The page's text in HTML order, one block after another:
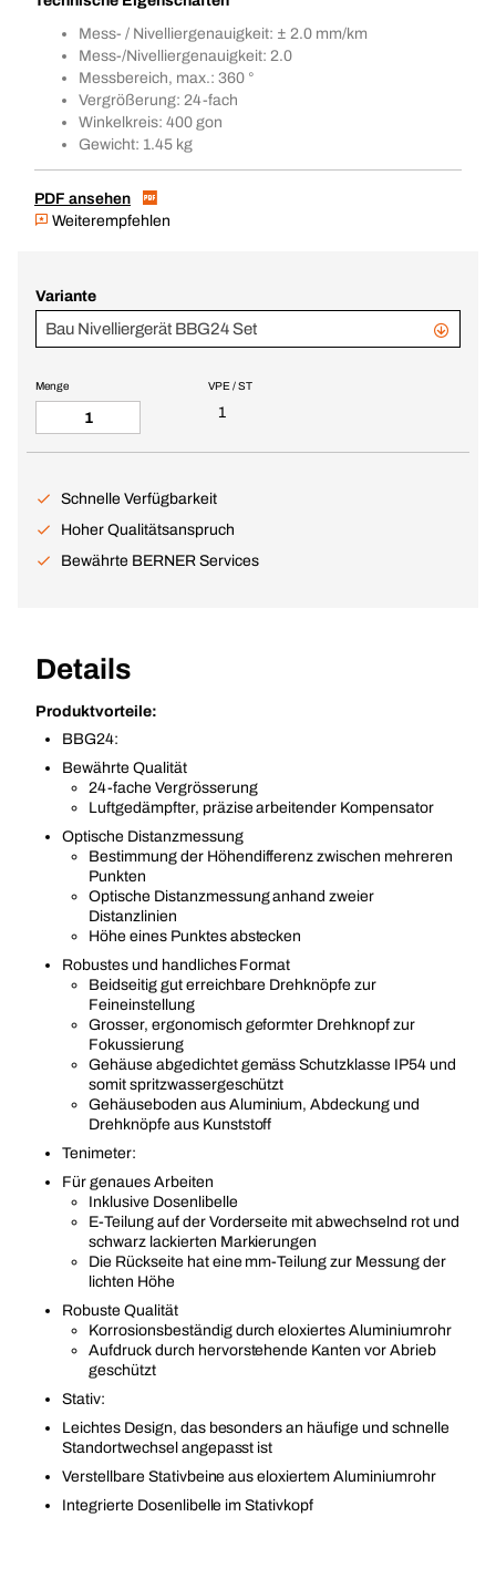
Mess- / Nivelliergenauigkeit: ± 2.0 mm/km
Mess-/Nivelliergenauigkeit: 2.0
Messbereich, max.: 360 °
Vergrößerung: 24-fach
Winkelkreis: 400 gon
Gewicht: 1.45 kg
PDF ansehen
Weiterempfehlen
Variante
Bau Nivelliergerät BBG24 Set
VPE / ST
1
Menge
Schnelle Verfügbarkeit
Hoher Qualitätsanspruch
Bewährte BERNER Services
Details
Produktvorteile:
BBG24:
Bewährte Qualität
24-fache Vergrösserung
Luftgedämpfter, präzise arbeitender Kompensator
Optische Distanzmessung
Bestimmung der Höhendifferenz zwischen mehreren
Punkten
Optische Distanzmessung anhand zweier
Distanzlinien
Höhe eines Punktes abstecken
Robustes und handliches Format
Beidseitig gut erreichbare Drehknöpfe zur
Feineinstellung
Grosser, ergonomisch geformter Drehknopf zur
Fokussierung
Gehäuse abgedichtet gemäss Schutzklasse IP54 und
somit spritzwassergeschützt
Gehäuseboden aus Aluminium, Abdeckung und
Drehknöpfe aus Kunststoff
Tenimeter:
Für genaues Arbeiten
Inklusive Dosenlibelle
E-Teilung auf der Vorderseite mit abwechselnd rot und
schwarz lackierten Markierungen
Die Rückseite hat eine mm-Teilung zur Messung der
lichten Höhe
Robuste Qualität
Korrosionsbeständig durch eloxiertes Aluminiumrohr
Aufdruck durch hervorstehende Kanten vor Abrieb
geschützt
Stativ:
Leichtes Design, das besonders an häufige und schnelle
Standortwechsel angepasst ist
Verstellbare Stativbeine aus eloxiertem Aluminiumrohr
Integrierte Dosenlibelle im Stativkopf